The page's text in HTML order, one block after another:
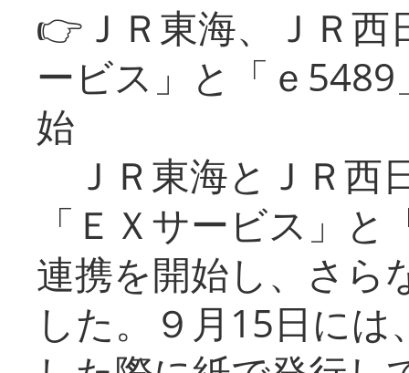
👉ＪＲ東海、ＪＲ
ービス」と「ｅ
始
ＪＲ東海とＪＲ西
「ＥＸサービス」
連携を開始し、さら
した。９月15日に